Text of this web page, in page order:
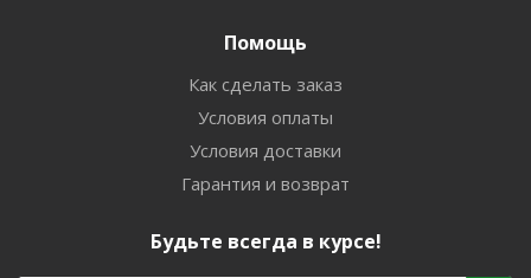
Помощь
Как сделать заказ
Условия оплаты
Условия доставки
Гарантия и возврат
Будьте всегда в курсе!